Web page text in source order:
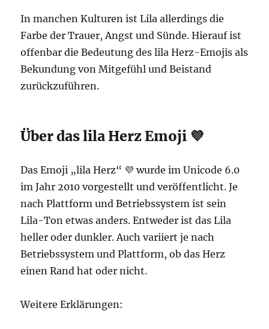
In manchen Kulturen ist Lila allerdings die
Farbe der Trauer, Angst und Sünde. Hierauf ist
offenbar die Bedeutung des lila Herz-Emojis als
Bekundung von Mitgefühl und Beistand
zurückzuführen.
Über das lila Herz Emoji 💜
Das Emoji „lila Herz“ 💜 wurde im Unicode 6.0
im Jahr 2010 vorgestellt und veröffentlicht. Je
nach Plattform und Betriebssystem ist sein
Lila-Ton etwas anders. Entweder ist das Lila
heller oder dunkler. Auch variiert je nach
Betriebssystem und Plattform, ob das Herz
einen Rand hat oder nicht.
Weitere Erklärungen: